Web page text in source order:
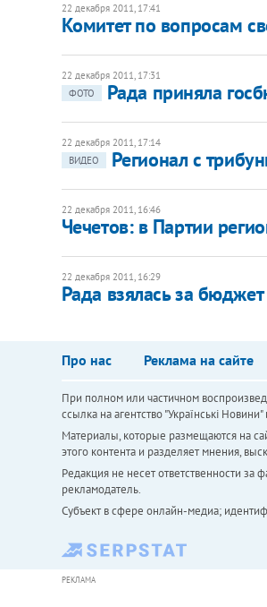
22 декабря 2011, 17:41
Комитет по вопросам
22 декабря 2011, 17:31
ФОТО
Рада приняла
22 декабря 2011, 17:14
ВИДЕО
Регионал с
22 декабря 2011, 16:46
Чечетов: в Партии
22 декабря 2011, 16:29
​Рада взялась за бюджет
Про нас Реклама на сайте
При полном или частичном
ссылка на агентство "Українськi
Материалы, которые размещаются на
этого контента и разделяет мнения,
Редакция не несет ответственности
рекламодатель.
Субъект в сфере онлайн-медиа;
РЕКЛАМА